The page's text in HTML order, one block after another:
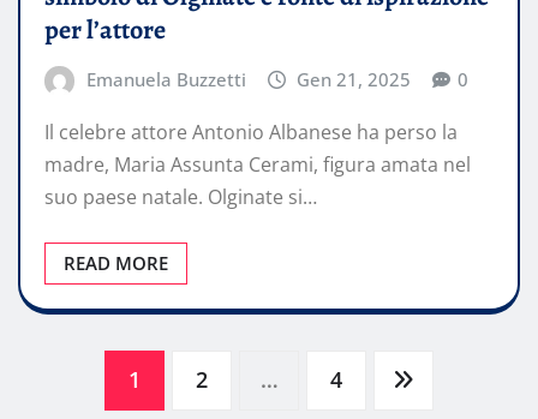
per l’attore
Emanuela Buzzetti Gen 21, 2025 0
Il celebre attore Antonio Albanese ha perso la
madre, Maria Assunta Cerami, figura amata nel
suo paese natale. Olginate si…
READ MORE
Paginazione
1 2 … 4